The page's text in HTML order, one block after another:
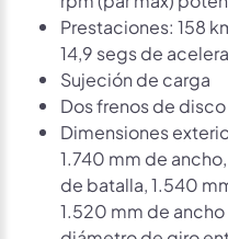
Prestaciones: 158
14,9 segs de
Sujeción de carga
Dos frenos de
Dimensiones
1.740 mm de
de batalla, 1.540
1.520 mm de